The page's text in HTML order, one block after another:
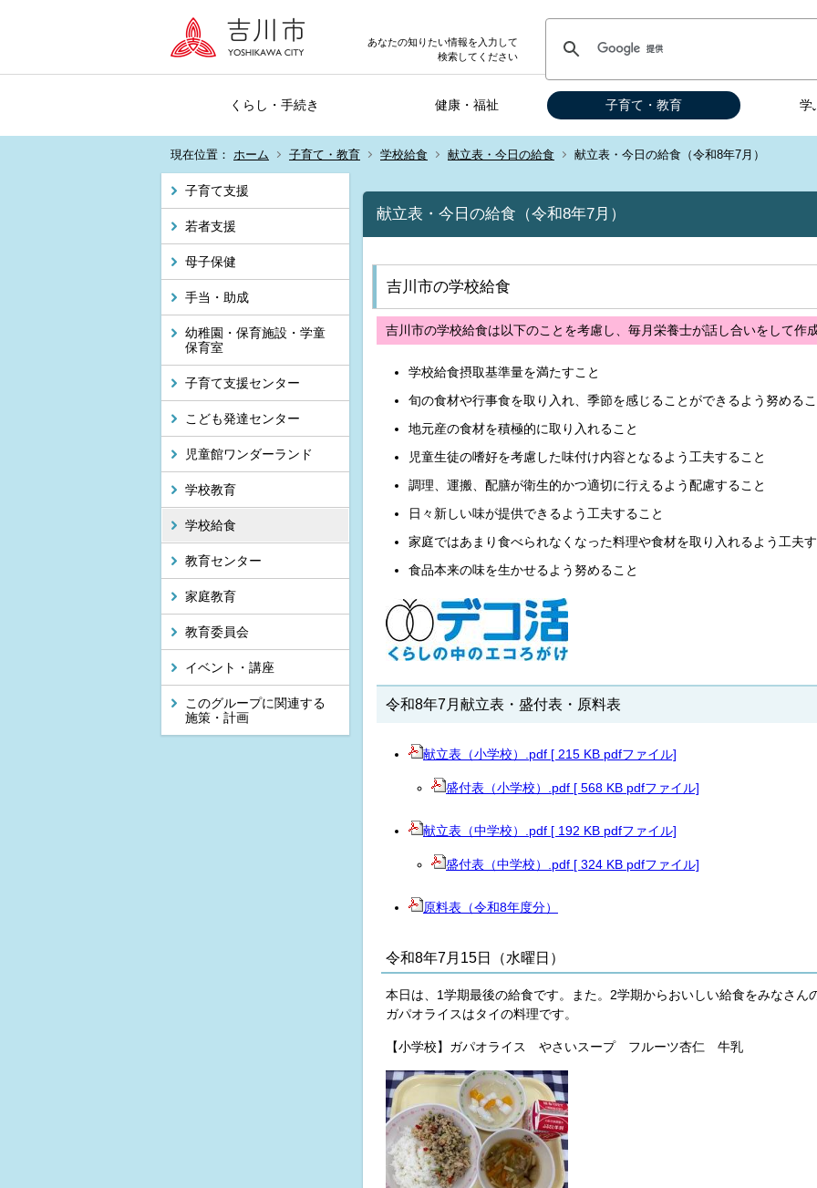
あなたの知りたい情報を入力して
検索してください
くらし・手続き 健康・福祉 子育て・教育 学
現在位置： ホーム 子育て・教育 学校給食 献立表・今日の給食 献立表・今日の給食（令和8年7月）
子育て支援
若者支援
母子保健
手当・助成
幼稚園・保育施設・学童
保育室
子育て支援センター
こども発達センター
児童館ワンダーランド
学校教育
学校給食
教育センター
家庭教育
教育委員会
イベント・講座
このグループに関連する
施策・計画
献立表・今日の給食（令和8年7月）
吉川市の学校給食
吉川市の学校給食は以下のことを考慮し、毎月栄養士が話し合いをして作
学校給食摂取基準量を満たすこと
旬の食材や行事食を取り入れ、季節を感じることができるよう努める
地元産の食材を積極的に取り入れること
児童生徒の嗜好を考慮した味付け内容となるよう工夫すること
調理、運搬、配膳が衛生的かつ適切に行えるよう配慮すること
日々新しい味が提供できるよう工夫すること
家庭ではあまり食べられなくなった料理や食材を取り入れるよう工夫
食品本来の味を生かせるよう努めること
令和8年7月献立表・盛付表・原料表
献立表（小学校）.pdf [ 215 KB pdfファイル]
盛付表（小学校）.pdf [ 568 KB pdfファイル]
献立表（中学校）.pdf [ 192 KB pdfファイル]
盛付表（中学校）.pdf [ 324 KB pdfファイル]
原料表（令和8年度分）
令和8年7月15日（水曜日）
本日は、1学期最後の給食です。また。2学期からおいしい給食をみなさん
ガパオライスはタイの料理です。
【小学校】ガパオライス やさいスープ フルーツ杏仁 牛乳